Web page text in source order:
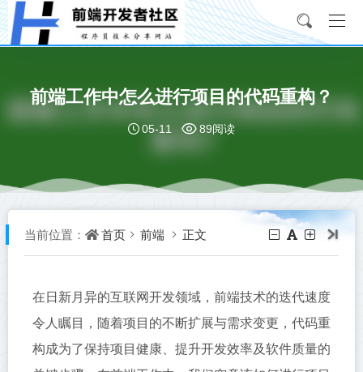
前端工作中怎么进行项目的代码重构？
05-11 89阅读
当前位置： 首页 前端 正文
在日新月异的互联网开发领域，前端技术的迭代速度
令人瞩目，随着项目的不断扩展与需求变更，代码重
构成为了保持项目健康、提升开发效率及软件质量的